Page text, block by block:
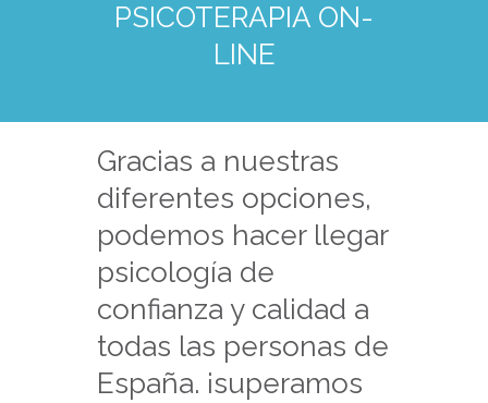
PSICOTERAPIA ON-
LINE
Gracias a nuestras
diferentes opciones,
podemos hacer llegar
psicología de
confianza y calidad a
todas las personas de
España. ¡superamos